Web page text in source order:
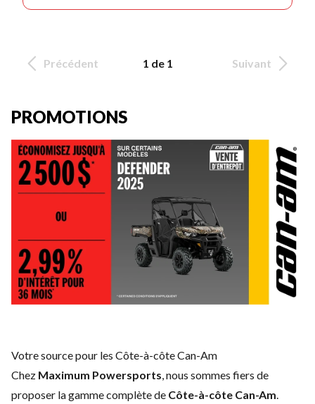
Précédent 1 de 1 Suivant
PROMOTIONS
Votre source pour les Côte-à-côte Can-Am
Chez Maximum Powersports, nous sommes fiers de
proposer la gamme complète de Côte-à-côte Can-Am.